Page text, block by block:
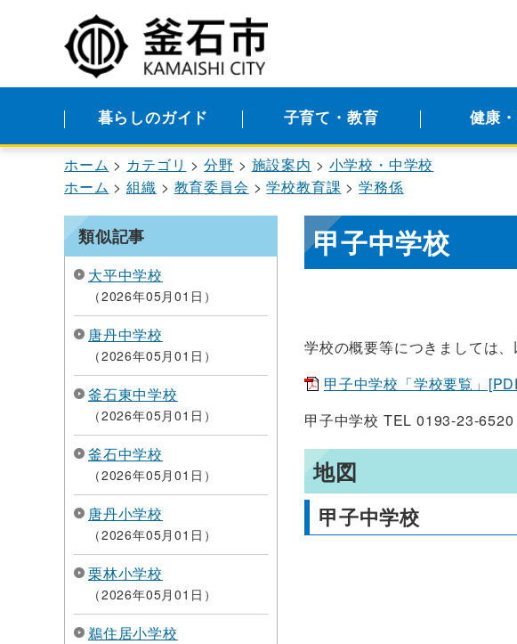
暮らしのガイド 子育て・教育 健康
ホーム カテゴリ 分野 施設案内
小学校・中学校
ホーム
組織 教育委員会 学校教育課 学務係
類似記事
大平中学校
2026年05月01日
唐丹中学校
2026年05月01日
釜石東中学校
2026年05月01日
釜石中学校
2026年05月01日
唐丹小学校
2026年05月01日
栗林小学校
2026年05月01日
鵜住居小学校
甲子中学校
学校の概要等につきましては、
甲子中学校「学校要覧」
甲子中学校 TEL 0193-23-6520
地図
甲子中学校